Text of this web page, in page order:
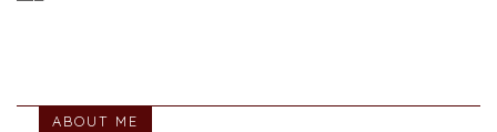
ABOUT ME